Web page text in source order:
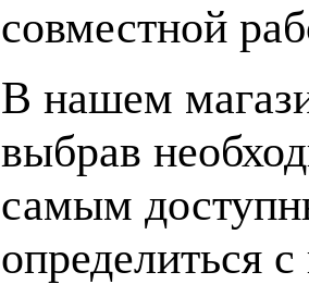
совместной
В нашем
выбрав
самым
определиться